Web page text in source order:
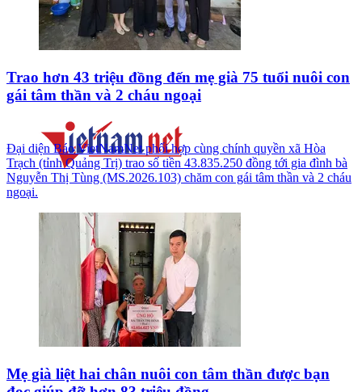
Trao hơn 43 triệu đồng đến mẹ già 75 tuổi nuôi con
gái tâm thần và 2 cháu ngoại
Đại diện Báo VietNamNet phối hợp cùng chính quyền xã Hòa
Trạch (tỉnh Quảng Trị) trao số tiền 43.835.250 đồng tới gia đình bà
Nguyễn Thị Tùng (MS.2026.103) chăm con gái tâm thần và 2 cháu
ngoại.
Mẹ già liệt hai chân nuôi con tâm thần được bạn